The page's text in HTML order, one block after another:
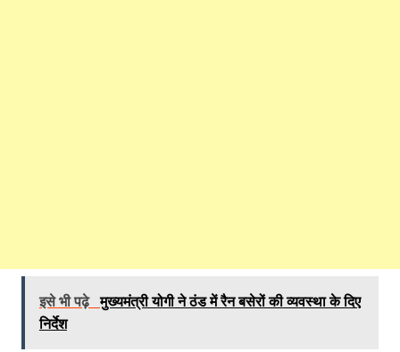
इसे भी पढ़े मुख्यमंत्री योगी ने ठंड में रैन बसेरों की व्यवस्था के दिए
निर्देश